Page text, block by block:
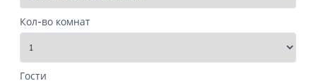
Кол-во комнат
Гости